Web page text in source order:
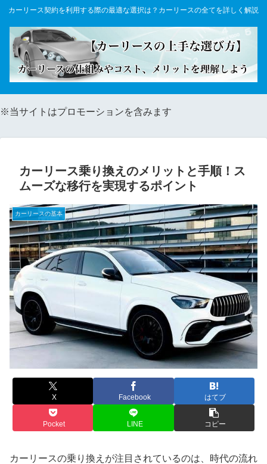
カーリース契約を利用する際の最適な選択は？カーリースの全てを詳しく解説
※当サイトはプロモーションを含みます
カーリース乗り換えのメリットと手順！ス
ムーズな移行を実現するポイント
カーリースの基本
X Facebook はてブ
Pocket LINE コピー
カーリースの乗り換えが注目されているのは、時代の流れ